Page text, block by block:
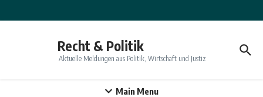
Recht & Politik
Aktuelle Meldungen aus Politik, Wirtschaft und Justiz
Main Menu